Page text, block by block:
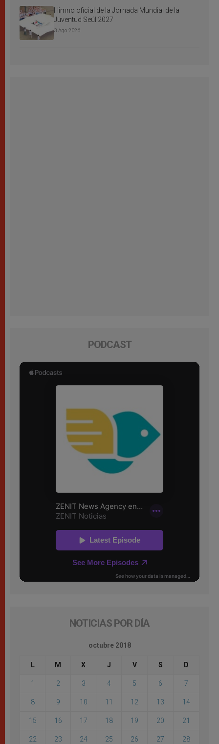
Himno oficial de la Jornada Mundial de la
Juventud Seúl 2027
3 Ago 2026
PODCAST
NOTICIAS POR DÍA
octubre 2018
L M X J V S D
1 2 3 4 5 6 7
8 9 10 11 12 13 14
15 16 17 18 19 20 21
22 23 24 25 26 27 28